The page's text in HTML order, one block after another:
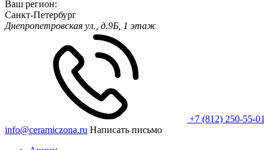
Ваш регион:
Санкт-Петербург
Днепропетровская ул., д.9Б, 1 этаж
+7 (812) 250-55-01
info@ceramiczona.ru Написать письмо